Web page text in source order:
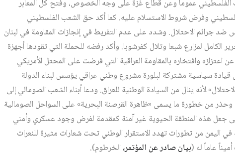
الفلسطيني عموماً وعن قطاع غزة على وجه الخصوص، وفتح كل المعابر
وفرض شروط الاستسلام عليه. كما أكد حق الشعب الفلسطيني
جرائم الاحتلال. وشدد على عدم التفريط في إنجازات المقاومة في لبنان
لمزارع شبعا وتلال كفرشوبا. وأكد رفضه للحملة التي تقودها أجهزة
وافتخاره بالمقاومة العراقية التي فرضت على المحتل الأمريكي
قيادة سياسية مشتركة لبلورة مشروع وطني عراقي يؤسس لبناء الدولة
لأنه ينال من السيادة الوطنية للعراق. ودعا أبناء الشعب الصومالي إلى
من خطورة ما يسمى «ظاهرة القرصنة البحرية» على السواحل الصومالية
جعل هذه المنطقة الحيوية غير آمنة كمقدمة لفرض وجود عسكري وأمني
اليمن من تطورات تهدد الاستقرار الوطني تحت شعارات مثيرة للنعرات
عاماً له (بيان صادر عن المؤتمر، الخرطوم).